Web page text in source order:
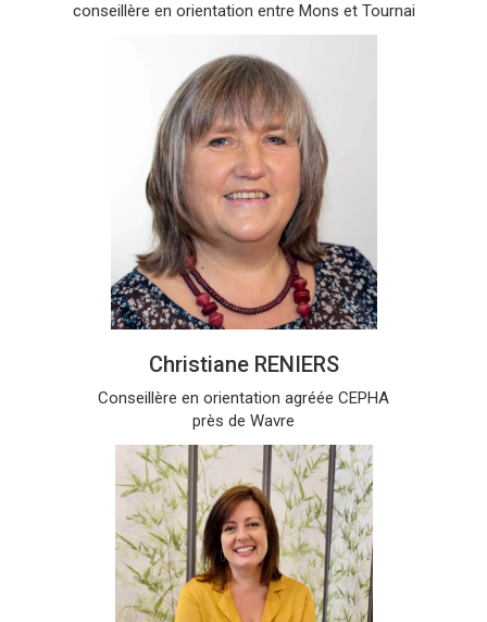
conseillère en orientation entre Mons et Tournai
Christiane RENIERS
Conseillère en orientation agréée CEPHA
près de Wavre